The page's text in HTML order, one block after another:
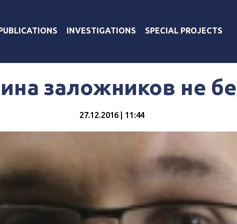
INVESTIGATIONS SPECIAL PROJECTS
заложников не
27.12.2016 | 11:44